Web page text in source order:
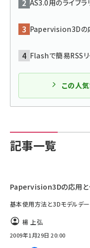
AS3.0用のライブラ
Papervision3Dの
Flashで簡易RSSリ
この人
記事一覧
Papervision3Dの応用と
基本使用方法と3Dモデルデ
楊 上弘
2009年1月29日 20:00